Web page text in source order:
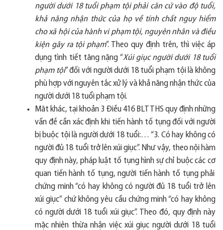
người dưới 18 tuổi phạm tội phải căn cứ vào độ tuổi,
khả năng nhận thức của họ về tính chất nguy hiểm
cho xã hội của hành vi phạm tội, nguyên nhân và điều
kiện gây ra tội phạm”. Theo quy định trên, thì việc áp
dụng tình tiết tăng nặng “Xúi giục người dưới 18 tuổi
phạm tội” đối với người dưới 18 tuổi phạm tội là không
phù hợp với nguyên tắc xư ̉ lý và khả năng nhận thức của
người dưới 18 tuổi phạm tội.
Măt khác, tại khoản 3 Điều 416 BLTTHS quyđịnh những
vấn đề cần xácđịnh khi tiến hành tố tụngđối với người
bị buộc tội là người dưới 18 tuổi:… “3. Có hay không có
ngườiđủ 18 tuổi trở l ên xúi giục”. Như vậy, theo nội hàm
quy định này, pháp luật tố tụng hình sự chỉ buộc các cơ
quan tiến hành tố tụng, người tiến hành tô ́ tụng phải
chứng minh“có hay không có ngườiđủ 18 tuổi trơ ̉ lên
xúi giục” chứ không yêu cầu chứng minh “có hay không
có người dưới 18 tuổi xúi giục”. Theo đó, quyđịnh này
mặc nhiên thừa nhận việc xúi giục người dưới 18 tuổi